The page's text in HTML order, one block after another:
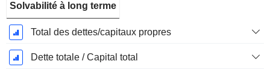
Solvabilité à long terme
Total des dettes/capitaux propres
Dette totale / Capital total